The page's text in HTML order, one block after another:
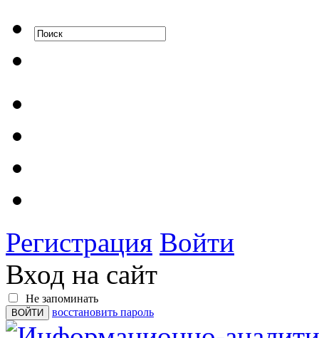
Регистрация Войти
Вход на сайт
Не запоминать
восстановить пароль